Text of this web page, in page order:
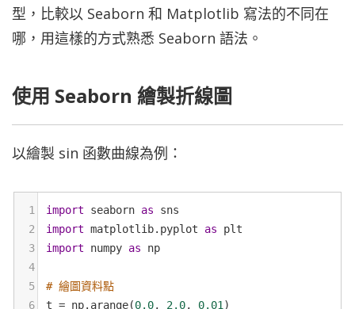
型，比較以 Seaborn 和 Matplotlib 寫法的不同在
哪，用這樣的方式熟悉 Seaborn 語法。
使用 Seaborn 繪製折線圖
以繪製 sin 函數曲線為例：
1 import seaborn as
sns
2
import matplotlib. pyplot as
plt
3
import numpy as
np
4
5
# 繪圖資料點
6
t = np. arange(0.0, 2.0, 0.01)